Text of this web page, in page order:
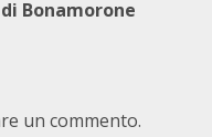
Bonamorone
un commento.